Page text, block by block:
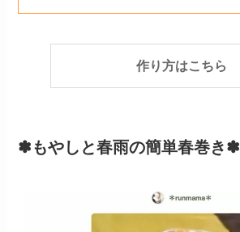
作り方はこちら
✽もやしと春雨の簡単春巻き✽